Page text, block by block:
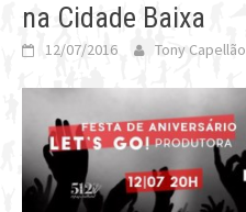
na Cidade Baixa
12/07/2016 Tony Capellão